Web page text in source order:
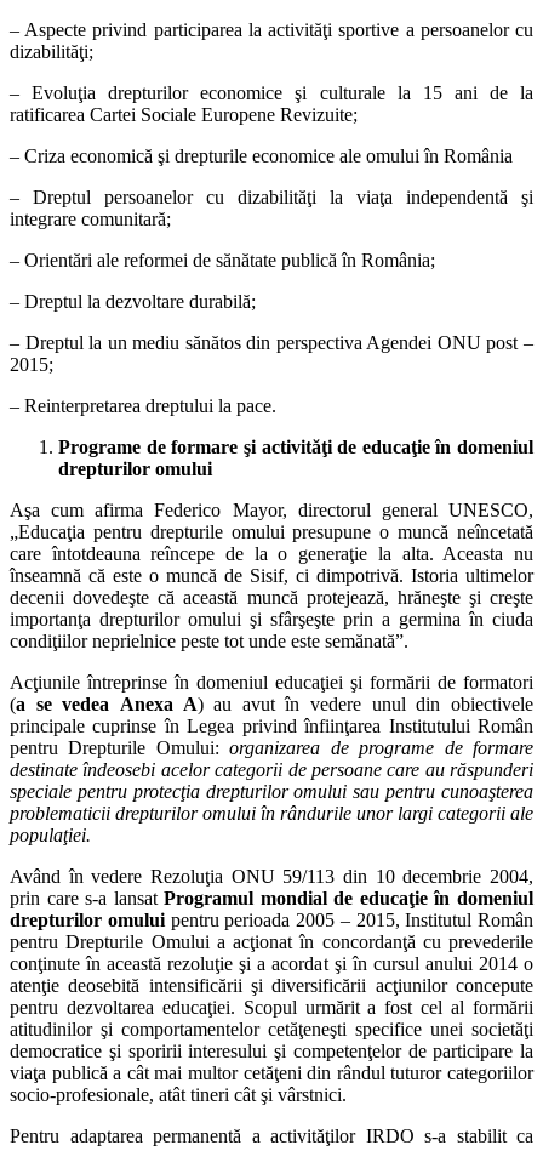
– Aspecte privind participarea la activităţi sportive a persoanelor cu
dizabilităţi;
– Evoluţia drepturilor economice şi culturale la 15 ani de la
ratificarea Cartei Sociale Europene Revizuite;
– Criza economică şi drepturile economice ale omului în România
– Dreptul persoanelor cu dizabilităţi la viaţa independentă şi
integrare comunitară;
– Orientări ale reformei de sănătate publică în România;
– Dreptul la dezvoltare durabilă;
– Dreptul la un mediu sănătos din perspectiva Agendei ONU post –
2015;
– Reinterpretarea dreptului la pace.
Programe de formare şi activităţide educaţie în domeniul
drepturilor omului
Aşa cum afirma Federico Mayor, directorul general UNESCO,
„Educaţia pentru drepturile omului presupune o muncă neîncetată
care întotdeauna reîncepe de la o generaţie la alta. Aceasta nu
înseamnă că este o muncă de Sisif, ci dimpotrivă. Istoria ultimelor
decenii dovedeşte că această muncă protejează, hrăneşte şi creşte
importanţa drepturilor omului şi sfârşeşte prin a germina în ciuda
condiţiilor neprielnice peste tot unde este semănată”.
Acţiunile întreprinse în domeniul educaţiei şi formării de formatori
(a se vedea Anexa A) au avut în vedere unul din obiectivele
principale cuprinse în Legea privind înfiinţarea Institutului Român
pentru Drepturile Omului:organizarea de programe de formare
destinate îndeosebi acelor categorii de persoane care au răspunderi
speciale pentru protecţia drepturilor omului sau pentru cunoaşterea
problematicii drepturilor omului în rândurile unor largi categorii ale
populaţiei.
Având în vedere Rezoluţia ONU 59/113 din 10 decembrie 2004,
prin care s-a lansatProgramul mondial de educaţie în domeniul
drepturilor omuluipentru perioada 2005 – 2015, Institutul Român
pentru Drepturile Omului a acţionat în concordanţă cu prevederile
conţinute în această rezoluţie şi a acordat şi în cursul anului 2014 o
atenţie deosebită intensificării şi diversificării acţiunilor concepute
pentru dezvoltarea educaţiei. Scopul urmărit a fost cel al formării
atitudinilor şi comportamentelor cetăţeneşti specifice unei societăţi
democratice şi sporirii interesului şi competenţelor de participare la
viaţa publică a cât mai multor cetăţeni din rândul tuturor categoriilor
socio-profesionale, atât tineri cât şi vârstnici.
Pentru adaptarea permanentă a activităţilor IRDO s-a stabilit ca